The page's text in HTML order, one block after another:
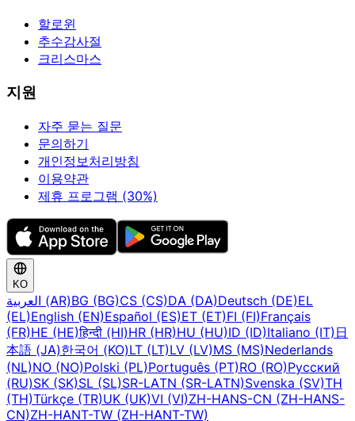
할로윈
추수감사절
크리스마스
지원
자주 묻는 질문
문의하기
개인정보처리방침
이용약관
제휴 프로그램 (30%)
KO
العربية (AR)BG (BG)CS (CS)DA (DA)Deutsch (DE)EL
(EL)English (EN)Español (ES)ET (ET)FI (FI)Français
(FR)HE (HE)हिन्दी (HI)HR (HR)HU (HU)ID (ID)Italiano (IT) 日
本語 (JA)한국어 (KO)LT (LT)LV (LV)MS (MS)Nederlands
(NL)NO (NO)Polski (PL)Português (PT)RO (RO)Русский
(RU)SK (SK)SL (SL)SR-LATN (SR-LATN)Svenska (SV)TH
(TH)Türkçe (TR)UK (UK)VI (VI)ZH-HANS-CN (ZH-HANS-
CN)ZH-HANT-TW (ZH-HANT-TW)